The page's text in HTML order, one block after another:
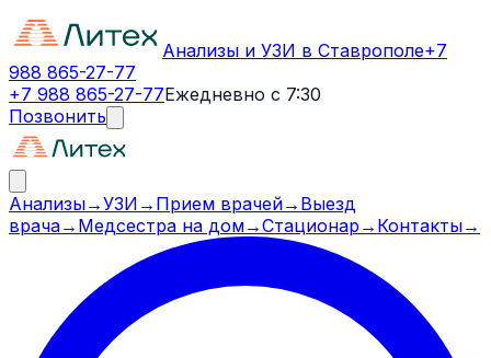
Анализы и УЗИ в Ставрополе+7
988 865-27-77
+7 988 865-27-77Ежедневно с 7:30
Позвонить
Анализы→УЗИ → Прием врачей→ Выезд
врача→ Медсестра на дом→Стационар → Контакты→